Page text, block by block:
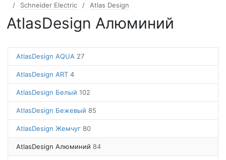
Schneider Electric
Atlas Design
AtlasDesign Алюминий
AtlasDesign AQUA 27
AtlasDesign ART 4
AtlasDesign Белый 102
AtlasDesign Бежевый 85
AtlasDesign Жемчуг 80
AtlasDesign Алюминий 84